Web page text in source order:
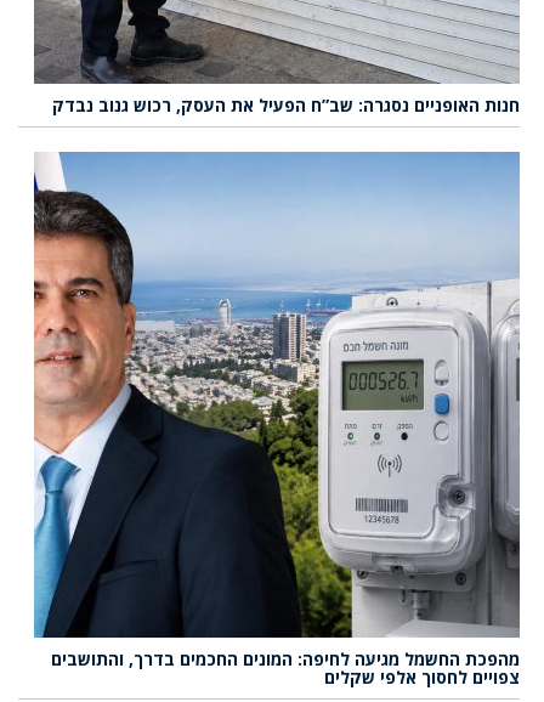
חנות האופניים נסגרה: שב”ח הפעיל את העסק, רכוש גנוב נבדק
מהפכת החשמל מגיעה לחיפה: המונים החכמים בדרך, והתושבים
צפויים לחסוך אלפי שקלים